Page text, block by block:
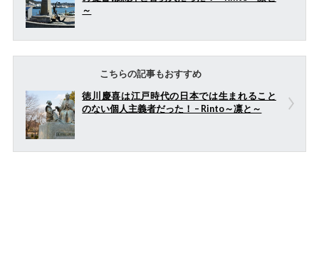
～
こちらの記事もおすすめ
徳川慶喜は江戸時代の日本では生まれること
のない個人主義者だった！ – Rinto～凛と～